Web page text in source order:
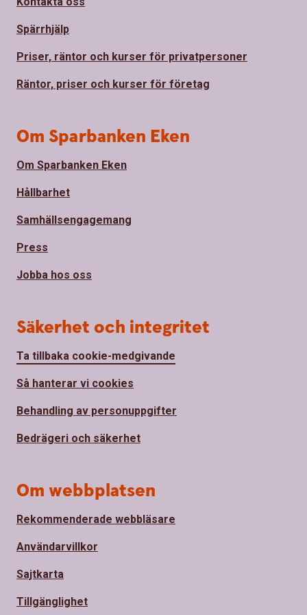
Spärrhjälp
Priser, räntor och kurser för privatpersoner
Räntor, priser och kurser för företag
Om Sparbanken Eken
Om Sparbanken Eken
Hållbarhet
Samhällsengagemang
Press
Jobba hos oss
Säkerhet och integritet
Ta tillbaka cookie-medgivande
Så hanterar vi cookies
Behandling av personuppgifter
Bedrägeri och säkerhet
Om webbplatsen
Rekommenderade webbläsare
Användarvillkor
Sajtkarta
Tillgänglighet